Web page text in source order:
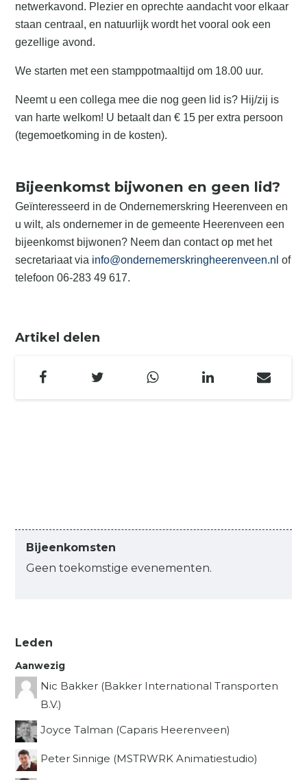
netwerkavond. Plezier en oprechte aandacht voor elkaar
staan centraal, en natuurlijk wordt het vooral ook een
gezellige avond.
We starten met een stamppotmaaltijd om 18.00 uur.
Neemt u een collega mee die nog geen lid is? Hij/zij is
van harte welkom! U betaalt dan € 15 per extra persoon
(tegemoetkoming in de kosten).
Bijeenkomst bijwonen en geen lid?
Geïnteresseerd in de Ondernemerskring Heerenveen en
u wilt, als ondernemer in de gemeente Heerenveen een
bijeenkomst bijwonen? Neem dan contact op met het
secretariaat via info@ondernemerskringheerenveen.nl of
telefoon 06-283 49 617.
Artikel delen
Bijeenkomsten
Geen toekomstige evenementen.
Leden
Aanwezig
Nic Bakker (Bakker International Transporten
B.V.)
Joyce Talman (Caparis Heerenveen)
Peter Sinnige (MSTRWRK Animatiestudio)